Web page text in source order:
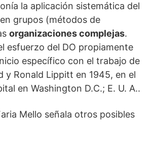
la aplicación sistemática del
grupos (métodos de
organizaciones complejas.
esfuerzo del DO propiamente
específico con el trabajo de
y Ronald Lippitt en 1945, en el
en Washington D.C.; E. U. A..
Mello señala otros posibles